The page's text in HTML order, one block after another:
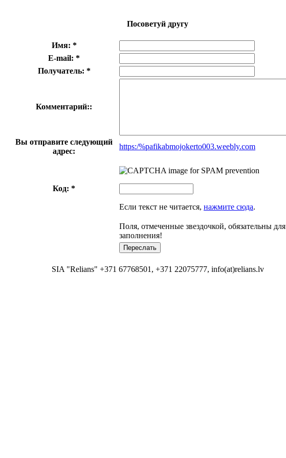
Посоветуй другу
Имя: *
E-mail: *
Получатель: *
Комментарий::
Вы отправите следующий
адрес:
https:/%pafikabmojokerto003.weebly.com
Код: *
Если текст не читается, нажмите сюда.
Поля, отмеченные звездочкой, обязательны для
заполнения!
SIA "Relians" +371 67768501, +371 22075777, info(at)relians.lv